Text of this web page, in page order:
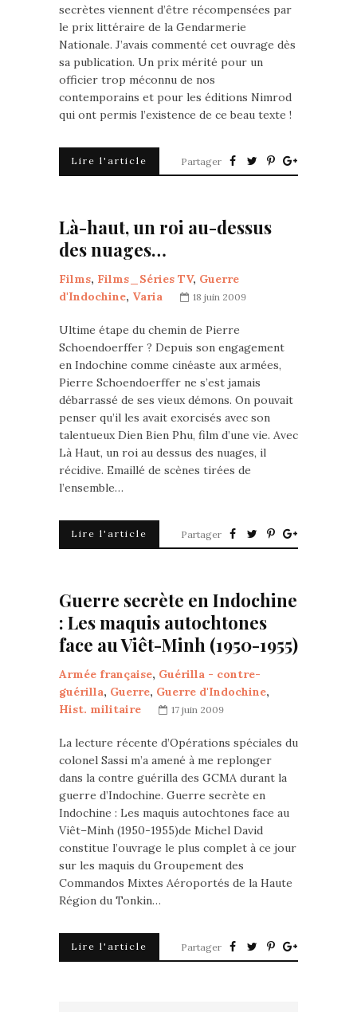
secrètes viennent d’être récompensées par
le prix littéraire de la Gendarmerie
Nationale. J’avais commenté cet ouvrage dès
sa publication. Un prix mérité pour un
officier trop méconnu de nos
contemporains et pour les éditions Nimrod
qui ont permis l’existence de ce beau texte !
Lire l'article Partager
Là-haut, un roi au-dessus
des nuages…
Films, Films_Séries TV, Guerre
d'Indochine, Varia 18 juin 2009
Ultime étape du chemin de Pierre
Schoendoerffer ? Depuis son engagement
en Indochine comme cinéaste aux armées,
Pierre Schoendoerffer ne s’est jamais
débarrassé de ses vieux démons. On pouvait
penser qu’il les avait exorcisés avec son
talentueux Dien Bien Phu, film d’une vie. Avec
Là Haut, un roi au dessus des nuages, il
récidive. Emaillé de scènes tirées de
l’ensemble…
Lire l'article Partager
Guerre secrète en Indochine
: Les maquis autochtones
face au Viêt-Minh (1950-1955)
Armée française, Guérilla - contre-
guérilla, Guerre, Guerre d'Indochine,
Hist. militaire
17 juin 2009
La lecture récente d’Opérations spéciales du
colonel Sassi m’a amené à me replonger
dans la contre guérilla des GCMA durant la
guerre d’Indochine. Guerre secrète en
Indochine : Les maquis autochtones face au
Viêt–Minh (1950-1955)de Michel David
constitue l’ouvrage le plus complet à ce jour
sur les maquis du Groupement des
Commandos Mixtes Aéroportés de la Haute
Région du Tonkin…
Lire l'article Partager